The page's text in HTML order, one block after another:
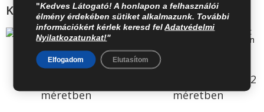
Kapcsolódó termékek
Zöld kristály ezüst
méretben
Ametiszt lila kristály
ezüst színű fülbevaló 2
méretben
"Kedves Látogató! A honlapon a felhasználói
élmény érdekében sütiket alkalmazunk. További
információkért kérlek keresd fel Adatvédelmi
Nyilatkozatunkat!"
Elfogadom Elutasítom